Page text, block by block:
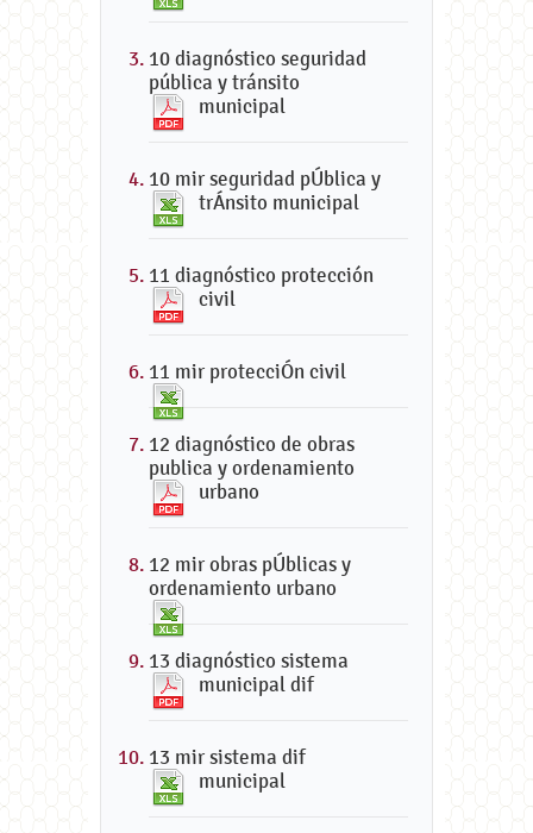
10 diagnóstico seguridad
pública y tránsito
municipal
10 mir seguridad pÚblica y
trÁnsito municipal
11 diagnóstico protección
civil
11 mir protecciÓn civil
12 diagnóstico de obras
publica y ordenamiento
urbano
12 mir obras pÚblicas y
ordenamiento urbano
13 diagnóstico sistema
municipal dif
13 mir sistema dif
municipal